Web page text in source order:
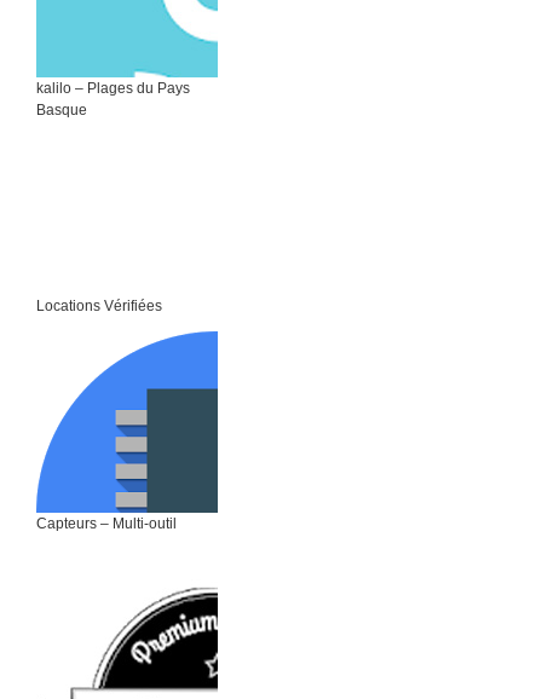
kalilo – Plages du Pays
Basque
Locations Vérifiées
Capteurs – Multi-outil